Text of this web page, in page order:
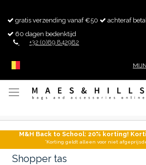
gratis verzending vanaf €50
achteraf
60 dagen bedenktijd
+32 (0)89 842982
Toggle
M&H Back to School: 20% korting!
*Korting geldt alleen voor niet
Shopper tas